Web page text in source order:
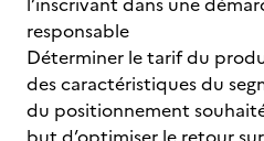
responsable
Déterminer le tarif du
des caractéristiques du
du positionnement